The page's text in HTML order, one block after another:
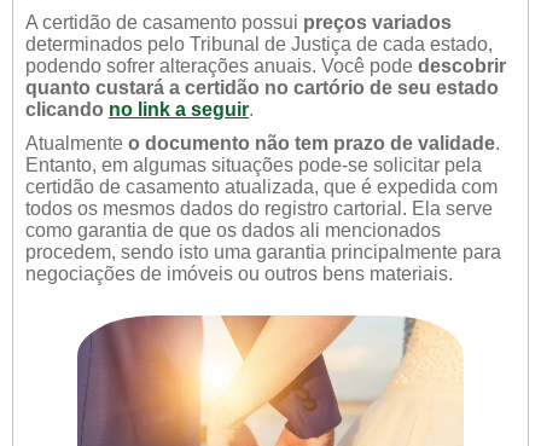
A certidão de casamento possui preços variados
determinados pelo Tribunal de Justiça de cada estado,
podendo sofrer alterações anuais. Você pode descobrir
quanto custará a certidão no cartório de seu estado
clicando no link a seguir.
Atualmente o documento não tem prazo de validade.
Entanto, em algumas situações pode-se solicitar pela
certidão de casamento atualizada, que é expedida com
todos os mesmos dados do registro cartorial. Ela serve
como garantia de que os dados ali mencionados
procedem, sendo isto uma garantia principalmente para
negociações de imóveis ou outros bens materiais.